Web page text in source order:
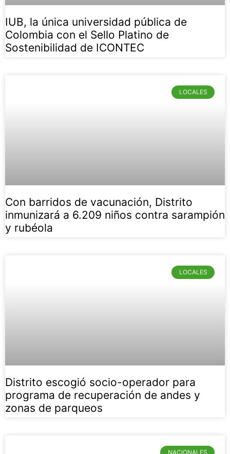
IUB, la única universidad pública de
Colombia con el Sello Platino de
Sostenibilidad de ICONTEC
LOCALES
Con barridos de vacunación, Distrito
inmunizará a 6.209 niños contra sarampión
y rubéola
LOCALES
Distrito escogió socio-operador para
programa de recuperación de andes y
zonas de parqueos
NACIONALES